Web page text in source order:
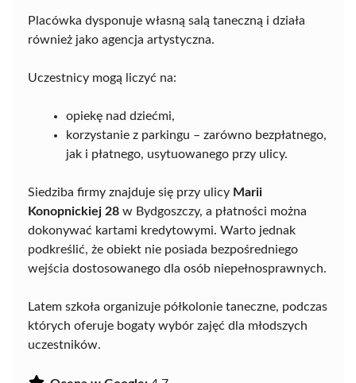
Placówka dysponuje własną salą taneczną i działa
również jako agencja artystyczna.
Uczestnicy mogą liczyć na:
opiekę nad dziećmi,
korzystanie z parkingu – zarówno bezpłatnego,
jak i płatnego, usytuowanego przy ulicy.
Siedziba firmy znajduje się przy ulicy Marii
Konopnickiej 28 w Bydgoszczy, a płatności można
dokonywać kartami kredytowymi. Warto jednak
podkreślić, że obiekt nie posiada bezpośredniego
wejścia dostosowanego dla osób niepełnosprawnych.
Latem szkoła organizuje półkolonie taneczne, podczas
których oferuje bogaty wybór zajęć dla młodszych
uczestników.